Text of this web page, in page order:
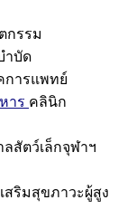
กรรม
ำบัด
การแพทย์
าร คลินิก
ลสัตว์เล็กจุฬาฯ
สริมสุขภาวะผู้สูง